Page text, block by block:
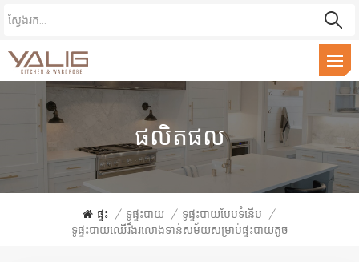
ផលិតផល
ផ្ទះ / ទូផ្ទះបាយ / ទូផ្ទះបាយបែបទំនើប /
ទូផ្ទះបាយឈើរឹងរលោងទាន់សម័យសម្រាប់ផ្ទះបាយតូច